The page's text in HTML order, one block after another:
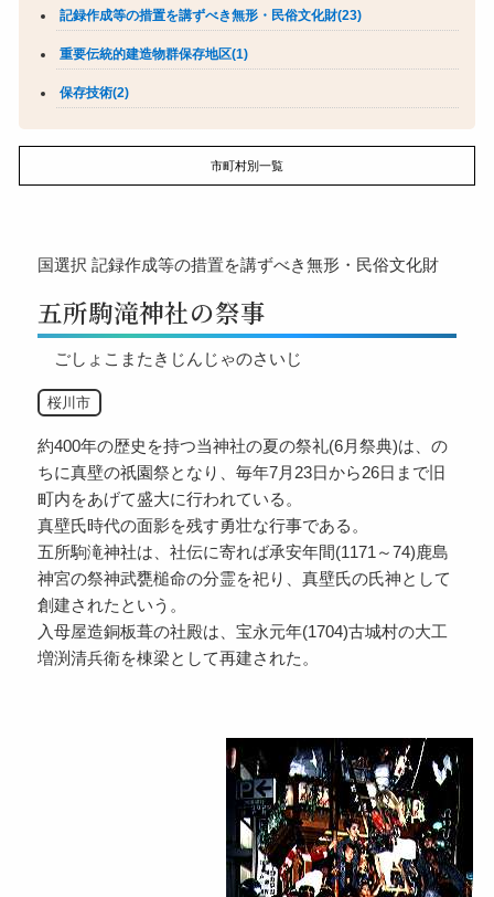
記録作成等の措置を講ずべき無形・民俗文化財(23)
重要伝統的建造物群保存地区(1)
保存技術(2)
市町村別一覧
国選択 記録作成等の措置を講ずべき無形・民俗文化財
五所駒滝神社の祭事
ごしょこまたきじんじゃのさいじ
桜川市
約400年の歴史を持つ当神社の夏の祭礼(6月祭典)は、の
ちに真壁の祇園祭となり、毎年7月23日から26日まで旧
町内をあげて盛大に行われている。
真壁氏時代の面影を残す勇壮な行事である。
五所駒滝神社は、社伝に寄れば承安年間(1171～74)鹿島
神宮の祭神武甕槌命の分霊を祀り、真壁氏の氏神として
創建されたという。
入母屋造銅板葺の社殿は、宝永元年(1704)古城村の大工
増渕清兵衛を棟梁として再建された。